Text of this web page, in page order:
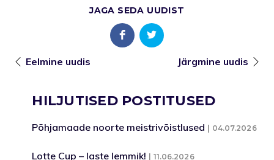
JAGA SEDA UUDIST
Eelmine uudis Järgmine uudis
HILJUTISED POSTITUSED
Põhjamaade noorte meistrivõistlused 04.07.2026
Lotte Cup – laste lemmik! 11.06.2026